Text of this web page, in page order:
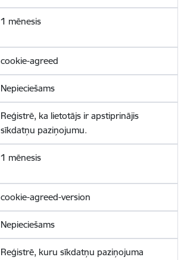
1 mēnesis
cookie-agreed
Nepieciešams
Reģistrē, ka lietotājs ir apstiprinājis
sīkdatņu paziņojumu.
1 mēnesis
cookie-agreed-version
Nepieciešams
Reģistrē, kuru sīkdatņu paziņojuma